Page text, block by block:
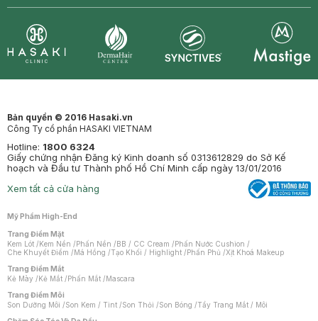
Bản quyền © 2016 Hasaki.vn
Công Ty cổ phần HASAKI VIETNAM
Hotline: 1800 6324
Giấy chứng nhận Đăng ký Kinh doanh số 0313612829 do Sở Kế
hoạch và Đầu tư Thành phố Hồ Chí Minh cấp ngày 13/01/2016
Xem tất cả cửa hàng
Mỹ Phẩm High-End
Trang Điểm Mặt
Kem Lót /Kem Nền /Phấn Nền /BB / CC Cream /Phấn Nước Cushion /
Che Khuyết Điểm /Má Hồng /Tạo Khối / Highlight /Phấn Phủ /Xịt Khoá Makeup
Trang Điểm Mắt
Kẻ Mày /Kẻ Mắt /Phấn Mắt /Mascara
Trang Điểm Môi
Son Dưỡng Môi /Son Kem / Tint /Son Thỏi /Son Bóng /Tẩy Trang Mắt / Môi